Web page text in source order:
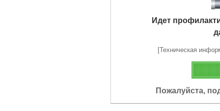
Идет
[Техническая
Пожалуйста,